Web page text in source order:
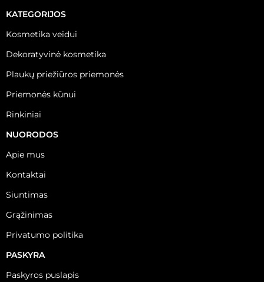
KATEGORIJOS
Kosmetika veidui
Dekoratyvinė kosmetika
Plaukų priežiūros priemonės
Priemonės kūnui
Rinkiniai
NUORODOS
Apie mus
Kontaktai
Siuntimas
Grąžinimas
Privatumo politika
PASKYRA
Paskyros puslapis